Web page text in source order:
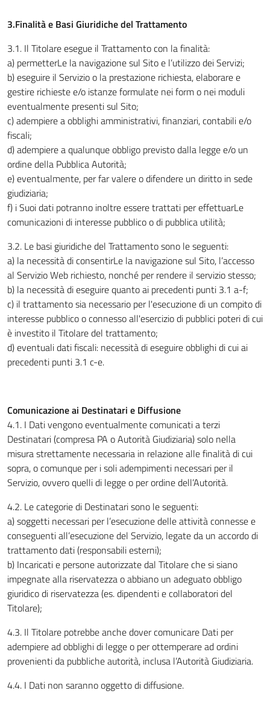
3.Finalità e Basi Giuridiche del Trattamento
3.1. Il Titolare esegue il Trattamento con la finalità:
a) permetterLe la navigazione sul Sito e l’utilizzo dei Servizi;
b) eseguire il Servizio o la prestazione richiesta, elaborare e
gestire richieste e/o istanze formulate nei form o nei moduli
eventualmente presenti sul Sito;
c) adempiere a obblighi amministrativi, finanziari, contabili e/o
fiscali;
d) adempiere a qualunque obbligo previsto dalla legge e/o un
ordine della Pubblica Autorità;
e) eventualmente, per far valere o difendere un diritto in sede
giudiziaria;
f) i Suoi dati potranno inoltre essere trattati per effettuarLe
comunicazioni di interesse pubblico o di pubblica utilità;
3.2. Le basi giuridiche del Trattamento sono le seguenti:
a) la necessità di consentirLe la navigazione sul Sito, l’accesso
al Servizio Web richiesto, nonché per rendere il servizio stesso;
b) la necessità di eseguire quanto ai precedenti punti 3.1 a-f;
c) il trattamento sia necessario per l'esecuzione di un compito di
interesse pubblico o connesso all'esercizio di pubblici poteri di cui
è investito il Titolare del trattamento;
d) eventuali dati fiscali: necessità di eseguire obblighi di cui ai
precedenti punti 3.1 c-e.
Comunicazione ai Destinatari e Diffusione
4.1. I Dati vengono eventualmente comunicati a terzi
Destinatari (compresa PA o Autorità Giudiziaria) solo nella
misura strettamente necessaria in relazione alle finalità di cui
sopra, o comunque per i soli adempimenti necessari per il
Servizio, ovvero quelli di legge o per ordine dell’Autorità.
4.2. Le categorie di Destinatari sono le seguenti:
a) soggetti necessari per l’esecuzione delle attività connesse e
conseguenti all’esecuzione del Servizio, legate da un accordo di
trattamento dati (responsabili esterni);
b) Incaricati e persone autorizzate dal Titolare che si siano
impegnate alla riservatezza o abbiano un adeguato obbligo
giuridico di riservatezza (es. dipendenti e collaboratori del
Titolare);
4.3. Il Titolare potrebbe anche dover comunicare Dati per
adempiere ad obblighi di legge o per ottemperare ad ordini
provenienti da pubbliche autorità, inclusa l’Autorità Giudiziaria.
4.4. I Dati non saranno oggetto di diffusione.